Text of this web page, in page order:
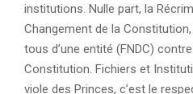
institutions. Nulle part, la
Changement de la
tous d’une entité (FNDC)
Constitution. Fichiers et
viole des Princes, c’est le